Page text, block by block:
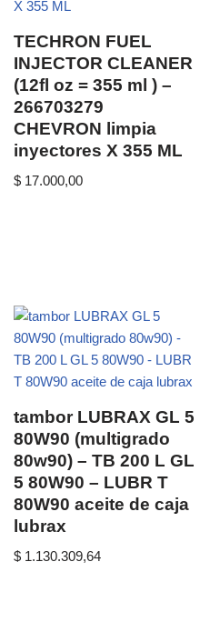
TECHRON FUEL
INJECTOR CLEANER
(12fl oz = 355 ml ) –
266703279
CHEVRON limpia
inyectores X 355 ML
$ 17.000,00
tambor LUBRAX GL 5
80W90 (multigrado
80w90) – TB 200 L GL
5 80W90 – LUBR T
80W90 aceite de caja
lubrax
$ 1.130.309,64